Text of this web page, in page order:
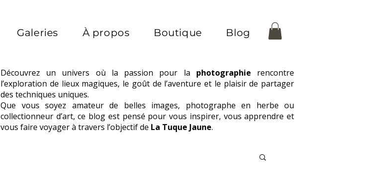
Galeries À propos Boutique Blog
Découvrez un univers où la passion pour la photographie rencontre
l’exploration de lieux magiques, le goût de l’aventure et le plaisir de partager
des techniques uniques.
Que vous soyez amateur de belles images, photographe en herbe ou
collectionneur d’art, ce blog est pensé pour vous inspirer, vous apprendre et
vous faire voyager à travers l’objectif de La Tuque Jaune.